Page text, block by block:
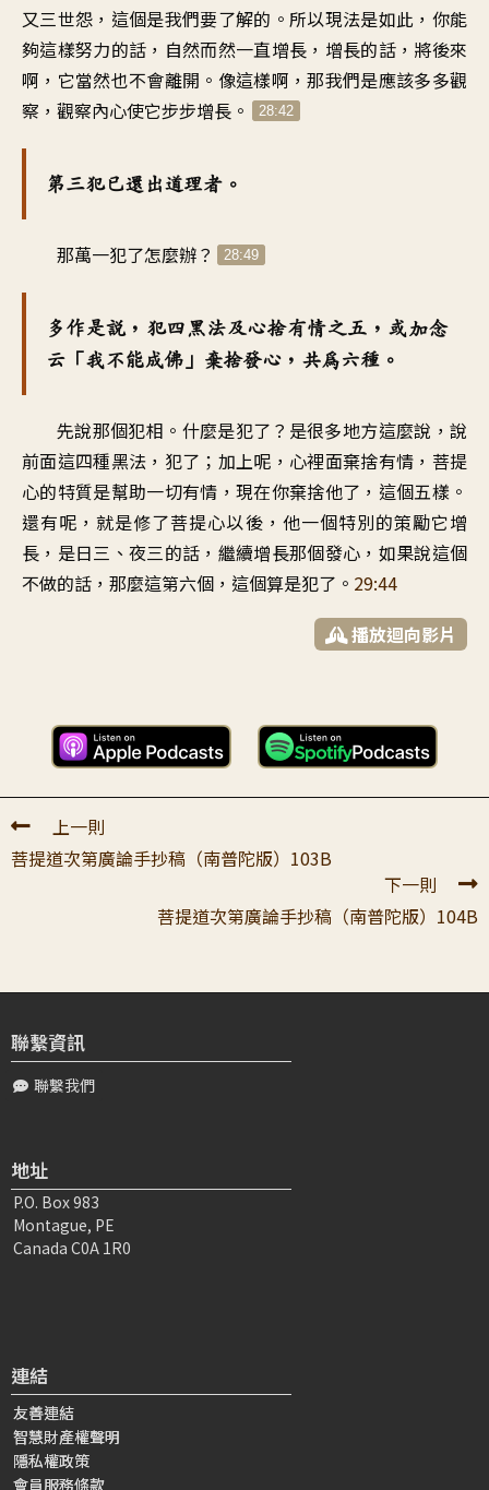
又三世怨，這個是我們要了解的。所以現法是如此，你能
夠這樣努力的話，自然而然一直增長，增長的話，將後來
啊，它當然也不會離開。像這樣啊，那我們是應該多多觀
察，觀察內心使它步步增長。
28:42
第三犯已還出道理者。
那萬一犯了怎麼辦？ 28:49
多作是說，犯四黑法及心捨有情之五，或加念
云「我不能成佛」棄捨發心，共為六種。
先說那個犯相。什麼是犯了？是很多地方這麼說，說
前面這四種黑法，犯了；加上呢，心裡面棄捨有情，菩提
心的特質是幫助一切有情，現在你棄捨他了，這個五樣。
還有呢，就是修了菩提心以後，他一個特別的策勵它增
長，是日三、夜三的話，繼續增長那個發心，如果說這個
不做的話，那麼這第六個，這個算是犯了。 29:44
播放迴向影片
上一則
菩提道次第廣論手抄稿（南普陀版）103B
下一則
菩提道次第廣論手抄稿（南普陀版）104B
聯繫資訊
聯繫我們
地址
P.O. Box 983
Montague, PE
Canada C0A 1R0
連結
友善連結
智慧財產權聲明
隱私權政策
會員服務條款